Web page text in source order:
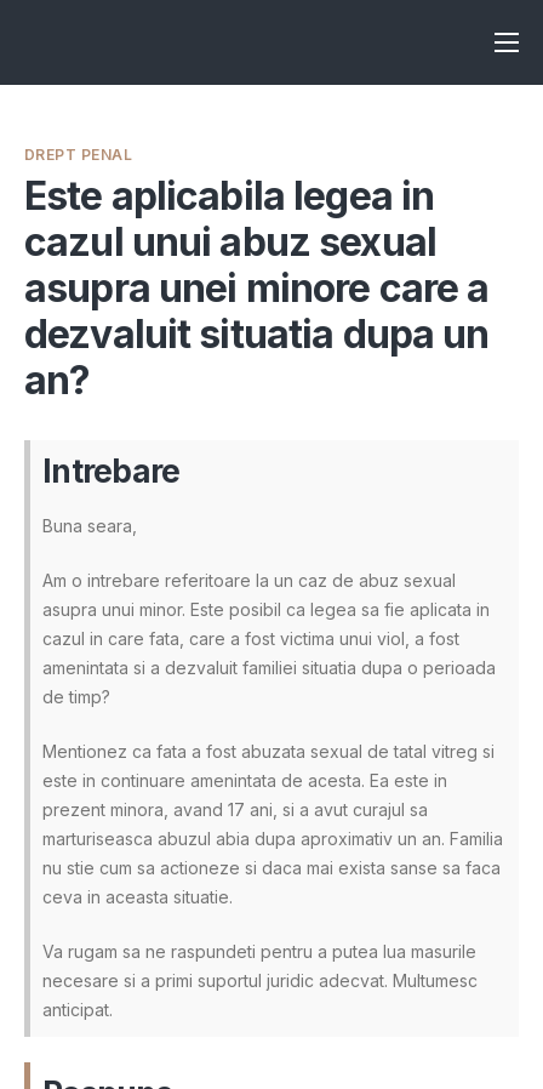
Înscrie-te ca avocat
Servicii
Despre noi
Programeaza consultanta
Intrebari
DREPT PENAL
Este aplicabila legea in
cazul unui abuz sexual
asupra unei minore care a
dezvaluit situatia dupa un
an?
Intrebare
Buna seara,
Am o intrebare referitoare la un caz de abuz sexual
asupra unui minor. Este posibil ca legea sa fie aplicata in
cazul in care fata, care a fost victima unui viol, a fost
amenintata si a dezvaluit familiei situatia dupa o perioada
de timp?
Mentionez ca fata a fost abuzata sexual de tatal vitreg si
este in continuare amenintata de acesta. Ea este in
prezent minora, avand 17 ani, si a avut curajul sa
marturiseasca abuzul abia dupa aproximativ un an. Familia
nu stie cum sa actioneze si daca mai exista sanse sa faca
ceva in aceasta situatie.
Va rugam sa ne raspundeti pentru a putea lua masurile
necesare si a primi suportul juridic adecvat. Multumesc
anticipat.